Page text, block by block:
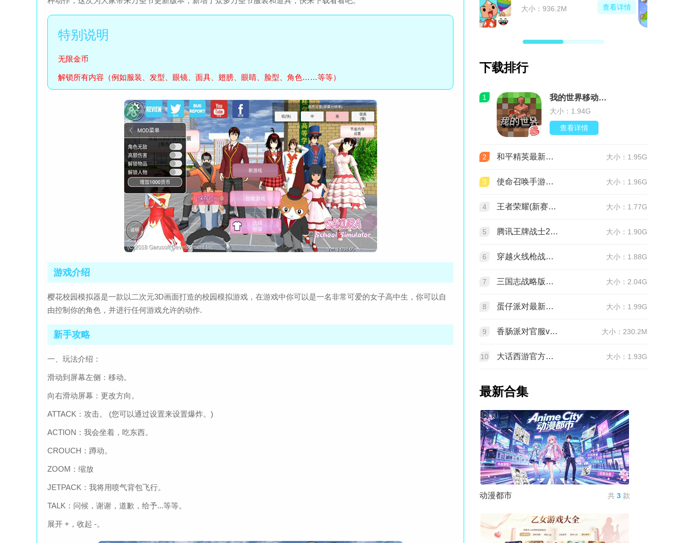
无限金币
解锁所有内容（例如服装、发型、眼镜、面具、翅膀、眼睛、脸型、角色……等等）
游戏介绍
樱花校园模拟器是一款以二次元3D画面打造的校园模拟游戏，在游戏中你可以是一名非常可爱的女子高中生，你可以自
由控制你的角色，并进行任何游戏允许的动作.
新手攻略
一、玩法介绍：
滑动到屏幕左侧：移动。
向右滑动屏幕：更改方向。
ATTACK：攻击。 (您可以通过设置来设置爆炸。)
ACTION：我会坐着，吃东西。
CROUCH：蹲动。
ZOOM：缩放
JETPACK：我将用喷气背包飞行。
TALK：问候，谢谢，道歉，给予...等等。
展开 +，收起 -。
大小：936.2M 查看详情
下载排行
1 我的世界移动版v3.9.5.297103 最新版
大小：1.94G
查看详情
2 和平精英最新版本v1.36.12 官服 大小：1.95G
3 使命召唤手游官方版2026最新版v1.9.55 安卓版 大小：1.96G
4 王者荣耀(新赛季更新)v11.4.1.1 官方版 大小：1.77G
5 腾讯王牌战士2026官方正版手机版v1.65.0.1040安卓版 大小：1.90G
6 穿越火线枪战王者最新版1.0.540.840 官服 大小：1.88G
7 三国志战略版官服v2081.1730 最新版本 大小：2.04G
8 蛋仔派对最新版v1.0.282 网易官方版 大小：1.99G
9 香肠派对官服v24.14 正式服 大小：230.2M
10 大话西游官方正版v2.1.436 安卓最新版 大小：1.93G
最新合集
动漫都市 共 3 款